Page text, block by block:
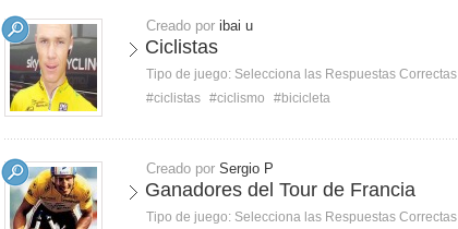
Creado por ibai u
Ciclistas
Tipo de juego: Selecciona las Respuestas Correctas
#ciclistas #ciclismo #bicicleta
Creado por Sergio P
Ganadores del Tour de Francia
Tipo de juego: Selecciona las Respuestas Correctas